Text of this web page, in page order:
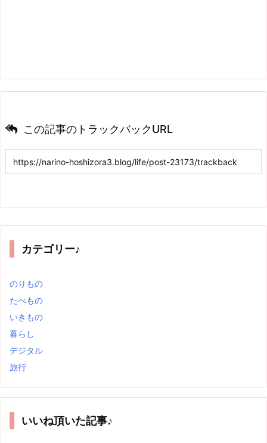
この記事のトラックバックURL
カテゴリー♪
のりもの
たべもの
いきもの
暮らし
デジタル
旅行
いいね頂いた記事♪